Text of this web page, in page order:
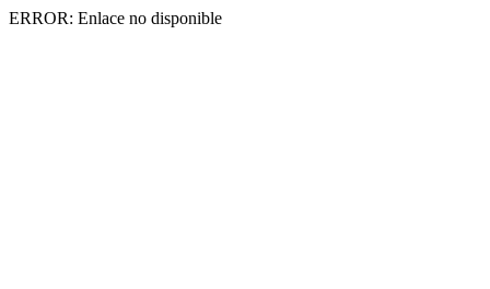
ERROR: Enlace no disponible